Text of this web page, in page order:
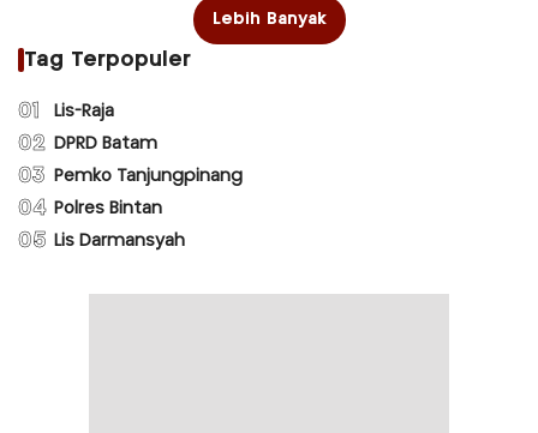
Lebih Banyak
Tag Terpopuler
01 Lis-Raja
02 DPRD Batam
03 Pemko Tanjungpinang
04 Polres Bintan
05 Lis Darmansyah